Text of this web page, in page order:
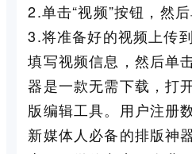
2.单击“视频”按钮，然后
3.将准备好的视频上传
填写视频信息，然后单
器是一款无需下载，打
版编辑工具。用户注册
新媒体人必备的排版神